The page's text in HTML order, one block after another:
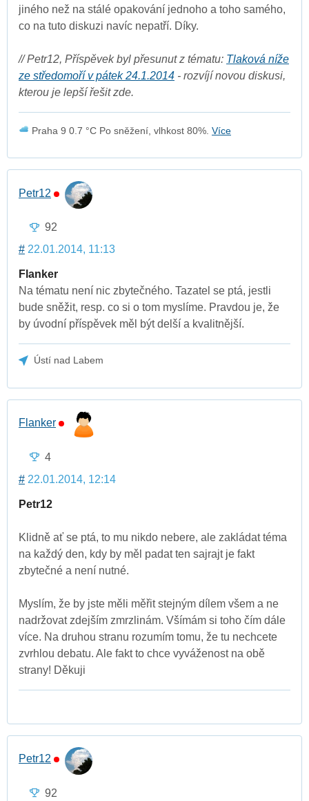
jiného než na stálé opakování jednoho a toho samého,
co na tuto diskuzi navíc nepatří. Díky.
// Petr12, Příspěvek byl přesunut z tématu: Tlaková níže
ze středomoří v pátek 24.1.2014 - rozvíjí novou diskusi,
kterou je lepší řešit zde.
Praha 9 0.7 °C Po sněžení, vlhkost 80%. Více
Petr12
92
# 22.01.2014, 11:13
Flanker
Na tématu není nic zbytečného. Tazatel se ptá, jestli
bude sněžit, resp. co si o tom myslíme. Pravdou je, že
by úvodní příspěvek měl být delší a kvalitnější.
Ústí nad Labem
Flanker
4
# 22.01.2014, 12:14
Petr12
Klidně ať se ptá, to mu nikdo nebere, ale zakládat téma
na každý den, kdy by měl padat ten sajrajt je fakt
zbytečné a není nutné.
Myslím, že by jste měli měřit stejným dílem všem a ne
nadržovat zdejším zmrzlinám. Všímám si toho čím dále
více. Na druhou stranu rozumím tomu, že tu nechcete
zvrhlou debatu. Ale fakt to chce vyváženost na obě
strany! Děkuji
Petr12
92